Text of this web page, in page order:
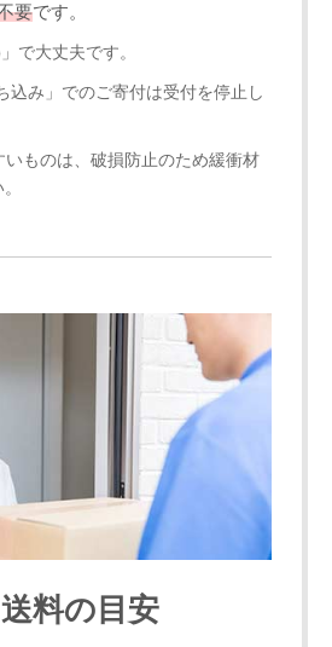
要です。
で大丈夫です。
込み」でのご寄付は受付を停止し
いものは、破損防止のため緩衝材
送料の目安